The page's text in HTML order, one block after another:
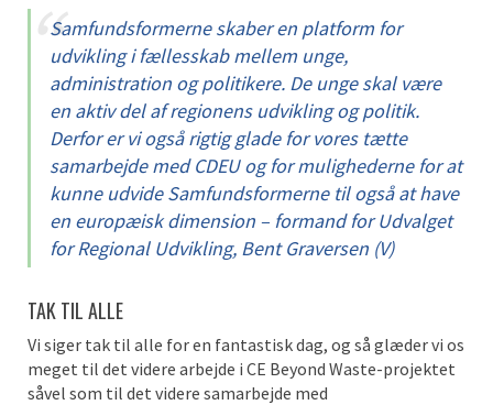
Samfundsformerne skaber en platform for
udvikling i fællesskab mellem unge,
administration og politikere. De unge skal være
en aktiv del af regionens udvikling og politik.
Derfor er vi også rigtig glade for vores tætte
samarbejde med CDEU og for mulighederne for at
kunne udvide Samfundsformerne til også at have
en europæisk dimension – formand for Udvalget
for Regional Udvikling, Bent Graversen (V)
TAK TIL ALLE
Vi siger tak til alle for en fantastisk dag, og så glæder vi os
meget til det videre arbejde i CE Beyond Waste-projektet
såvel som til det videre samarbejde med